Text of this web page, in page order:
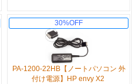
30%OFF
PA-1200-22HB【ノートパソコン 外
付け電源】HP envy X2